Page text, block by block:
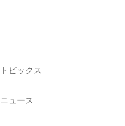
トピックス
ニュース